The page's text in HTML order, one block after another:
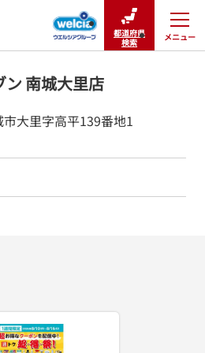
都道府県
検索
メニュー
閉じる
ン 南城大里店
大里字高平139番地1